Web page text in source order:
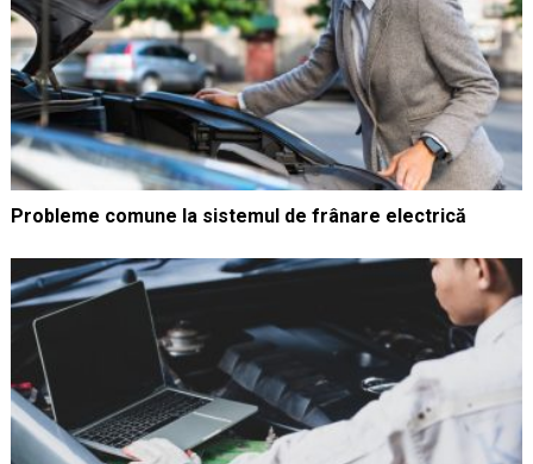
Probleme comune la sistemul de frânare electrică